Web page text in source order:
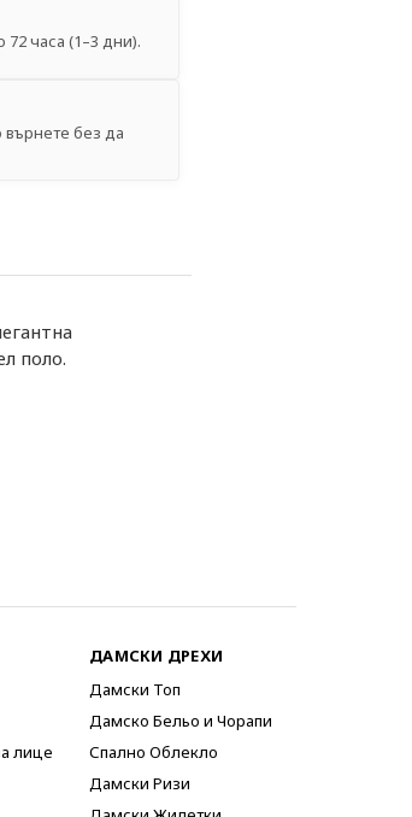
часа (1–3 дни).
без да
поло.
лице
ДАМСКИ ДРЕХИ
Дамски Топ
Дамско Бельо и Чорапи
Спално Облекло
Дамски Ризи